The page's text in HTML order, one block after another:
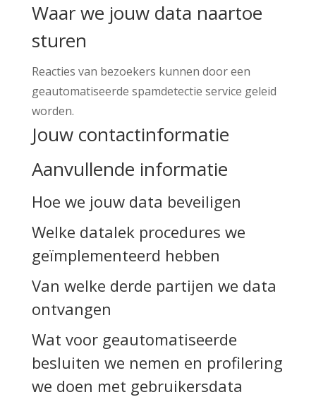
Waar we jouw data naartoe
sturen
Reacties van bezoekers kunnen door een
geautomatiseerde spamdetectie service geleid
worden.
Jouw contactinformatie
Aanvullende informatie
Hoe we jouw data beveiligen
Welke datalek procedures we
geïmplementeerd hebben
Van welke derde partijen we data
ontvangen
Wat voor geautomatiseerde
besluiten we nemen en profilering
we doen met gebruikersdata